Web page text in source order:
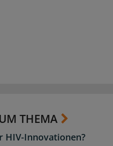
THEMA
HIV-Innovationen?